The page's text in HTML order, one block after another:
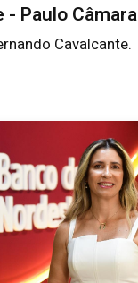
Paulo Câmara
Cavalcante.